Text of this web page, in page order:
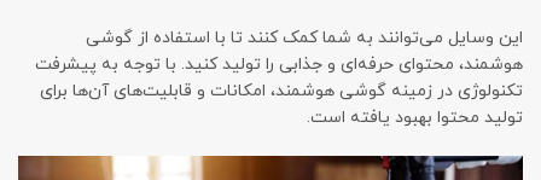
این وسایل می‌توانند به شما کمک کنند تا با استفاده از گوشی
هوشمند، محتوای حرفه‌ای و جذابی را تولید کنید. با توجه به پیشرفت
تکنولوژی در زمینه گوشی هوشمند، امکانات و قابلیت‌های آن‌ها برای
تولید محتوا بهبود یافته است.